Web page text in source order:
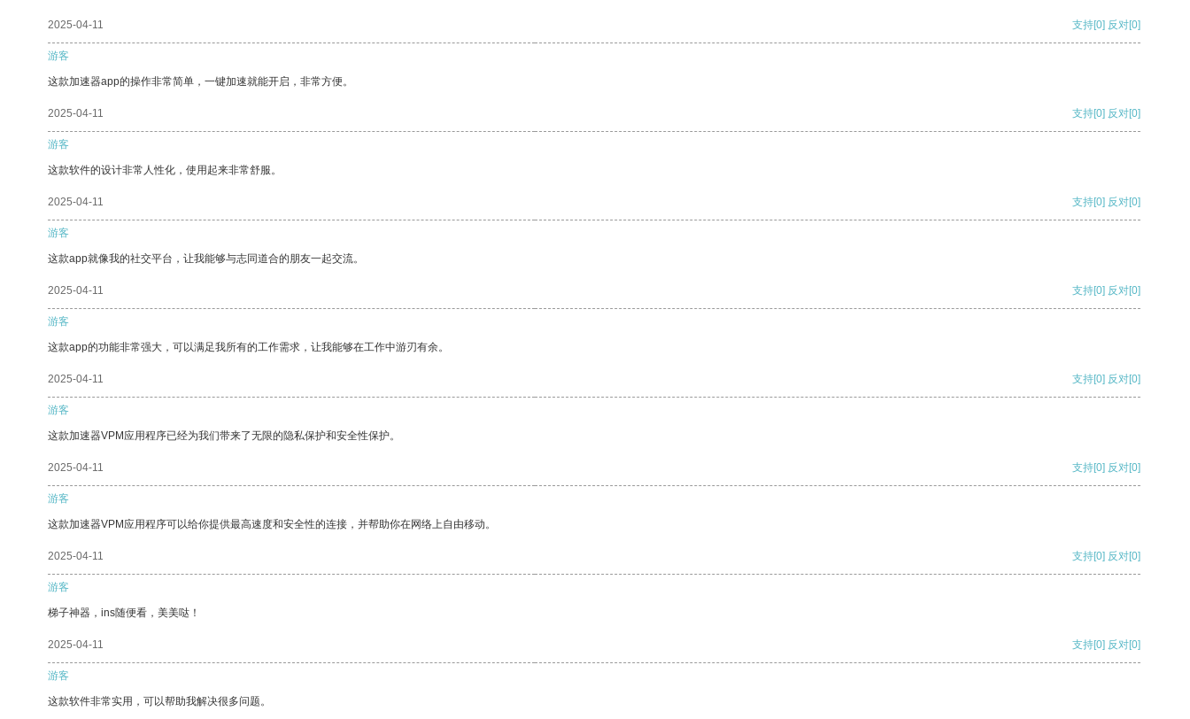
2025-04-11 支持[0] 反对[0]
游客
这款加速器app的操作非常简单，一键加速就能开启，非常方便。
2025-04-11 支持[0] 反对[0]
游客
这款软件的设计非常人性化，使用起来非常舒服。
2025-04-11 支持[0] 反对[0]
游客
这款app就像我的社交平台，让我能够与志同道合的朋友一起交流。
2025-04-11 支持[0] 反对[0]
游客
这款app的功能非常强大，可以满足我所有的工作需求，让我能够在工作中游刃有余。
2025-04-11 支持[0] 反对[0]
游客
这款加速器VPM应用程序已经为我们带来了无限的隐私保护和安全性保护。
2025-04-11 支持[0] 反对[0]
游客
这款加速器VPM应用程序可以给你提供最高速度和安全性的连接，并帮助你在网络上自由移动。
2025-04-11 支持[0] 反对[0]
游客
梯子神器，ins随便看，美美哒！
2025-04-11 支持[0] 反对[0]
游客
这款软件非常实用，可以帮助我解决很多问题。